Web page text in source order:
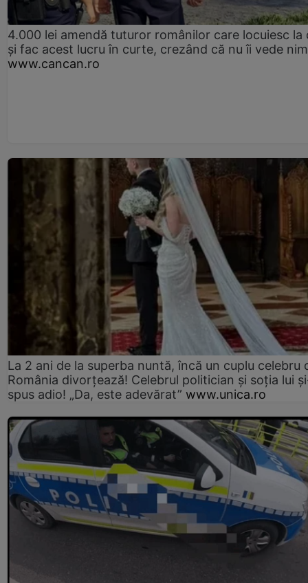
4.000 lei amendă tuturor românilor care locuiesc la
și fac acest lucru în curte, crezând că nu îi vede
www.cancan.ro
La 2 ani de la superba nuntă, încă un cuplu celebru
România divorțează! Celebrul politician și soția lui
spus adio! „Da, este adevărat” www.unica.ro